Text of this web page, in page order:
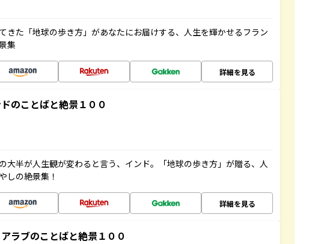
きた「地球の歩き方」があなたにお届けする、人生を輝かせるフラン
集
詳細を見る
のことばと絶景１００
大半が人生観が変わると言う、インド。「地球の歩き方」が贈る、人
しの絶景集！
詳細を見る
ラブのことばと絶景１００